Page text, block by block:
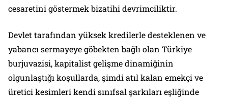
cesaretini göstermek bizatihi devrimciliktir.
Devlet tarafından yüksek kredilerle desteklenen ve
yabancı sermayeye göbekten bağlı olan Türkiye
burjuvazisi, kapitalist gelişme dinamiğinin
olgunlaştığı koşullarda, şimdi atıl kalan emekçi ve
üretici kesimleri kendi sınıfsal şarkıları eşliğinde